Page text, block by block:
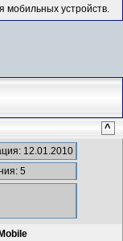
мобильных устройств.
^
12.01.2010
5